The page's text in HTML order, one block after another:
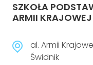
SZKOŁA
ARMII
al. Armii
Świdnik